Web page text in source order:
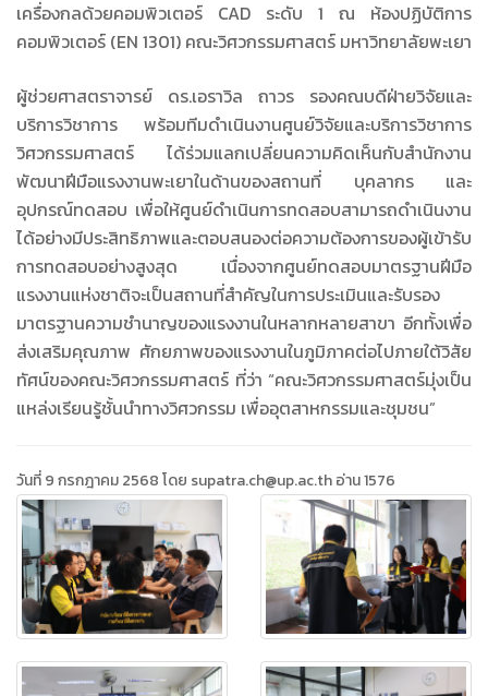
เครื่องกลด้วยคอมพิวเตอร์ CAD ระดับ 1 ณ ห้องปฏิบัติการ
คอมพิวเตอร์ (EN 1301) คณะวิศวกรรมศาสตร์ มหาวิทยาลัยพะเยา
ผู้ช่วยศาสตราจารย์ ดร.เอราวิล ถาวร รองคณบดีฝ่ายวิจัยและ
บริการวิชาการ พร้อมทีมดำเนินงานศูนย์วิจัยและบริการวิชาการ
วิศวกรรมศาสตร์ ได้ร่วมแลกเปลี่ยนความคิดเห็นกับสำนักงาน
พัฒนาฝีมือแรงงานพะเยาในด้านของสถานที่ บุคลากร และ
อุปกรณ์ทดสอบ เพื่อให้ศูนย์ดำเนินการทดสอบสามารถดำเนินงาน
ได้อย่างมีประสิทธิภาพและตอบสนองต่อความต้องการของผู้เข้ารับ
การทดสอบอย่างสูงสุด เนื่องจากศูนย์ทดสอบมาตรฐานฝีมือ
แรงงานแห่งชาติจะเป็นสถานที่สำคัญในการประเมินและรับรอง
มาตรฐานความชำนาญของแรงงานในหลากหลายสาขา อีกทั้งเพื่อ
ส่งเสริมคุณภาพ ศักยภาพของแรงงานในภูมิภาคต่อไปภายใต้วิสัย
ทัศน์ของคณะวิศวกรรมศาสตร์ ที่ว่า “คณะวิศวกรรมศาสตร์มุ่งเป็น
แหล่งเรียนรู้ชั้นนำทางวิศวกรรม เพื่ออุตสาหกรรมและชุมชน”
วันที่ 9 กรกฎาคม 2568 โดย supatra.ch@up.ac.th อ่าน 1576